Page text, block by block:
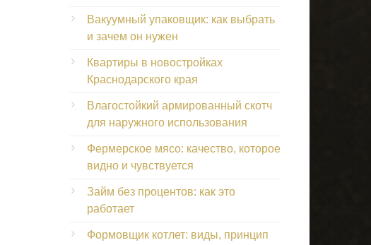
Вакуумный упаковщик: как выбрать
и зачем он нужен
Квартиры в новостройках
Краснодарского края
Влагостойкий армированный скотч
для наружного использования
Фермерское мясо: качество, которое
видно и чувствуется
Займ без процентов: как это
работает
Формовщик котлет: виды, принцип